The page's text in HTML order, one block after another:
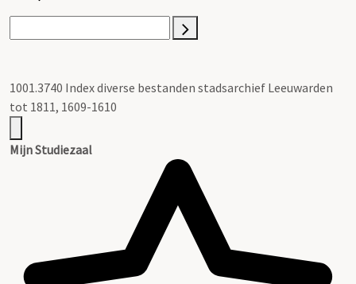
1001.3740 Index diverse bestanden stadsarchief Leeuwarden
tot 1811, 1609-1610
Mijn Studiezaal